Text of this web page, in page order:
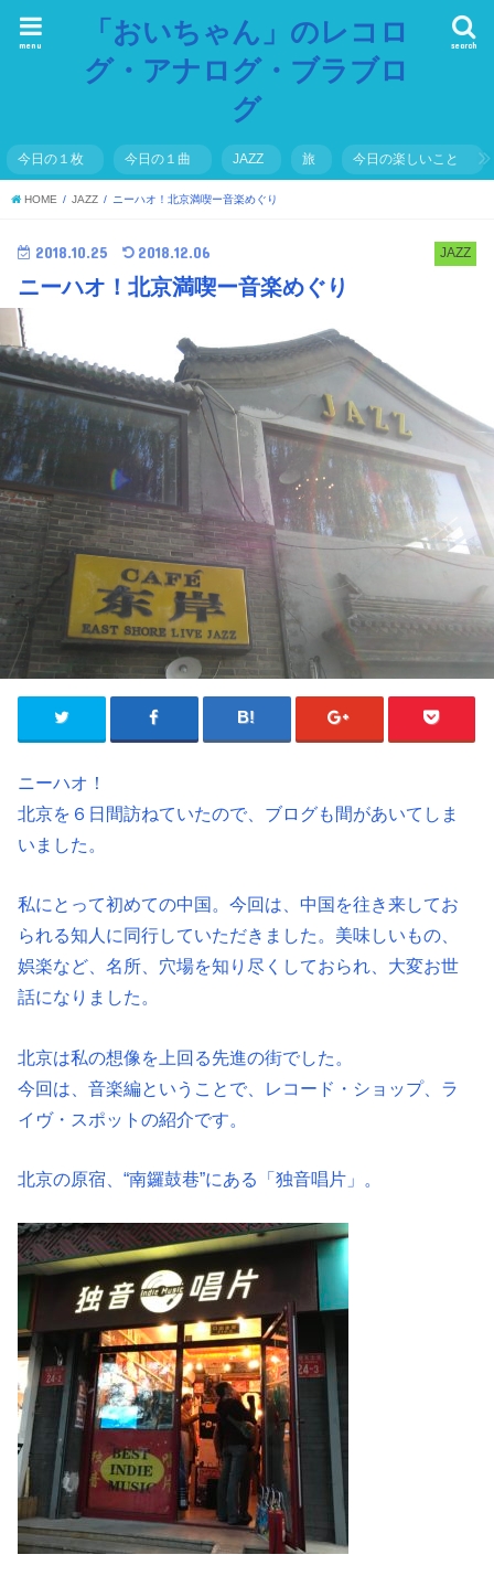
「おいちゃん」のレコロ
グ・アナログ・ブラブロ
グ
search
menu
今日の１枚 今日の１曲 JAZZ 旅 今日の楽しいこと
HOME JAZZ ニーハオ！北京満喫ー音楽めぐり
JAZZ
2018.10.25 2018.12.06
ニーハオ！北京満喫ー音楽めぐり
ニーハオ！
北京を６日間訪ねていたので、ブログも間があいてしま
いました。
私にとって初めての中国。今回は、中国を往き来してお
られる知人に同行していただきました。美味しいもの、
娯楽など、名所、穴場を知り尽くしておられ、大変お世
話になりました。
北京は私の想像を上回る先進の街でした。
今回は、音楽編ということで、レコード・ショップ、ラ
イヴ・スポットの紹介です。
北京の原宿、“南鑼鼓巷”にある「独音唱片」。